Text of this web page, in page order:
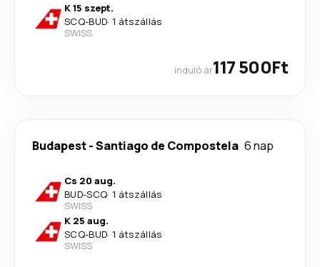
K 15 szept.
SCQ-BUD· 1 átszállás
SWISS
induló ár117 500Ft
Budapest-Santiago de Compostela 6 nap
Cs 20 aug.
BUD-SCQ· 1 átszállás
SWISS
K 25 aug.
SCQ-BUD· 1 átszállás
SWISS